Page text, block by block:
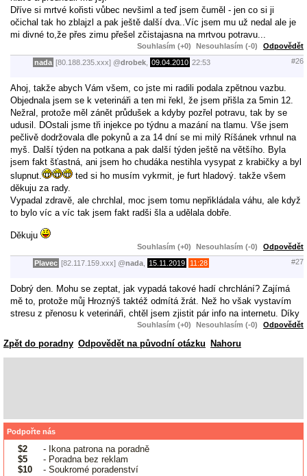
Dříve si mrtvé kořisti vůbec nevšiml a teď jsem čuměl - jen co si ji
očichal tak ho zblajzl a pak ještě další dva..Víc jsem mu už nedal ale je
mi divné to,že přes zimu přešel zčistajasna na mrtvou potravu...
Souhlasím (+0) Nesouhlasím (-0) Odpovědět
nada [80.188.235.xxx] @drobek 09.04.2010 22:53 #26
Ahoj, takže abych Vám všem, co jste mi radili podala zpětnou vazbu.
Objednala jsem se k veterináři a ten mi řekl, že jsem přišla za 5min 12.
Nežral, protože měl zánět průdušek a kdyby pozřel potravu, tak by se
udusil. DOstali jsme tři injekce po týdnu a mazání na tlamu. Vše jsem
pečlivě dodržovala dle pokynů a za 14 dní se mi milý Ríšánek vrhnul na
myš. Další týden na potkana a pak další týden ještě na většího. Byla
jsem fakt šťastná, ani jsem ho chudáka nestihla vysypat z krabičky a byl
slupnut.
ted si ho musím vykrmit, je furt hladový. takže všem
děkuju za rady.
Vypadal zdravě, ale chrchlal, moc jsem tomu nepřikládala váhu, ale když
to bylo víc a víc tak jsem fakt radši šla a udělala dobře.
Děkuju
Souhlasím (+0) Nesouhlasím (-0) Odpovědět
Plavec [82.117.159.xxx] @nada 15.11.2019 11:28 #27
Dobrý den. Mohu se zeptat, jak vypadá takové hadí chrchlání? Zajímá
mě to, protože můj Hroznýš taktéž odmítá žrát. Než ho však vystavím
stresu z přenosu k veterináři, chtěl jsem zjistit pár info na internetu. Díky
Souhlasím (+0) Nesouhlasím (-0) Odpovědět
Zpět do poradny Odpovědět na původní otázku Nahoru
Podpořte nás
$2
- Ikona patrona na poradně
$5
- Poradna bez reklam
$10
- Soukromé poradenství